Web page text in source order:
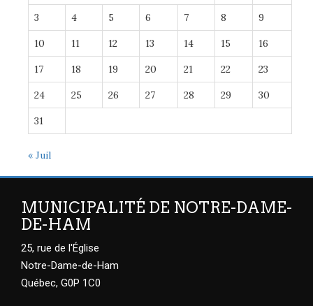
3 4 5 6 7 8 9
10 11 12 13 14 15 16
17 18 19 20 21 22 23
24 25 26 27 28 29 30
31
« Juil
MUNICIPALITÉ DE NOTRE-DAME-
DE-HAM
25, rue de l'Église
Notre-Dame-de-Ham
Québec, G0P 1C0